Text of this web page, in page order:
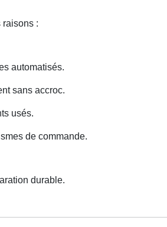
raisons :
automatisés.
sans accroc.
usés.
de commande.
durable.